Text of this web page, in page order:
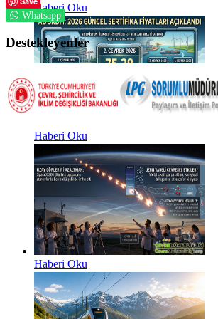
Haberi Oku
Haberi Oku
Haberi Oku
Whatsapp
Destekleyenler